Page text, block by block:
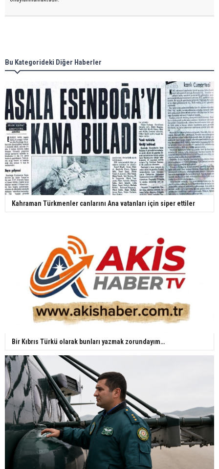
Bu Kategorideki Diğer Haberler
Kahraman Türkmenler canlarını Ana vatanları için siper ettiler
Bir Kıbrıs Türkü olarak bunları yazmak zorundayım…